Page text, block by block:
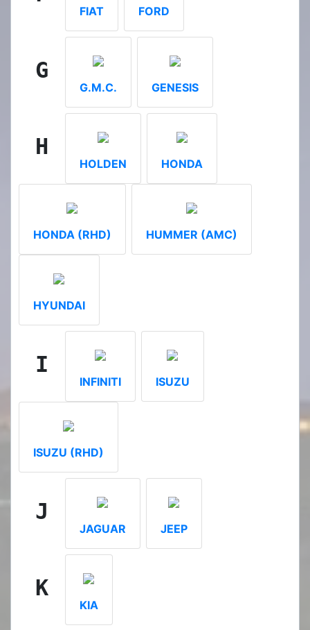
FIAT FORD
G
G.M.C. GENESIS
H
HOLDEN HONDA
HONDA (RHD) HUMMER (AMC)
HYUNDAI
I
INFINITI ISUZU
ISUZU (RHD)
J
JAGUAR JEEP
K
KIA